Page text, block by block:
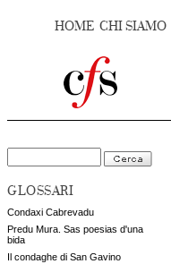
HOME CHI SIAMO
GLOSSARI
Condaxi Cabrevadu
Predu Mura. Sas poesias d'una
bida
Il condaghe di San Gavino